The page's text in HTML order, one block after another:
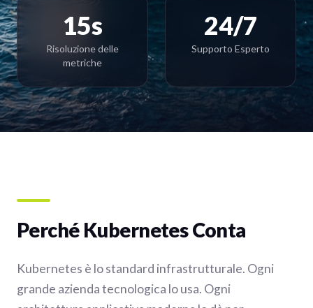
15s
Risoluzione delle
metriche
24/7
Supporto Esperto
Perché Kubernetes Conta
Kubernetes è lo standard infrastrutturale. Ogni
grande azienda tecnologica lo usa. Ogni